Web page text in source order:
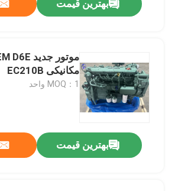
بهترین قیمت
مکانیکی EC210B
MOQ：1 واحد
بهترین قیمت